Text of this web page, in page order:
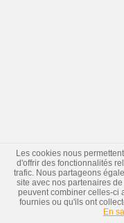
Les cookies nous
d'offrir des fonctionnalités
trafic. Nous partageons
site avec nos partenaires
peuvent combiner celles-ci
fournies ou qu'ils ont
En